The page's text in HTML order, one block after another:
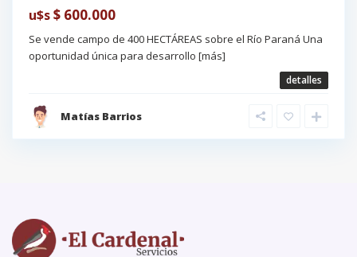
u$s$ 600.000
Se vende campo de 400 HECTÁREAS sobre el Río Paraná Una
oportunidad única para desarrollo [más]
detalles
Matías Barrios